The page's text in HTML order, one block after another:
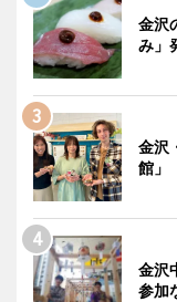
金沢
み」
金沢
館」
金沢
参加